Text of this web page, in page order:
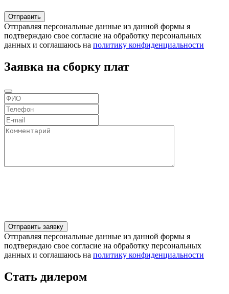
Отправляя персональные данные из данной формы я
подтверждаю свое согласие на обработку персональных
данных и соглашаюсь на политику конфиденциальности
Заявка на сборку плат
Отправляя персональные данные из данной формы я
подтверждаю свое согласие на обработку персональных
данных и соглашаюсь на политику конфиденциальности
Стать дилером